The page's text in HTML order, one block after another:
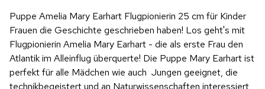
Puppe Amelia Mary Earhart Flugpionierin 25 cm für Kinder
Frauen die Geschichte geschrieben haben! Los geht's mit
Flugpionierin Amelia Mary Earhart - die als erste Frau den
Atlantik im Alleinflug überquerte! Die Puppe Mary Earhart ist
perfekt für alle Mädchen wie auch Jungen geeignet, die
technikbegeistert und an Naturwissenschaften interessiert